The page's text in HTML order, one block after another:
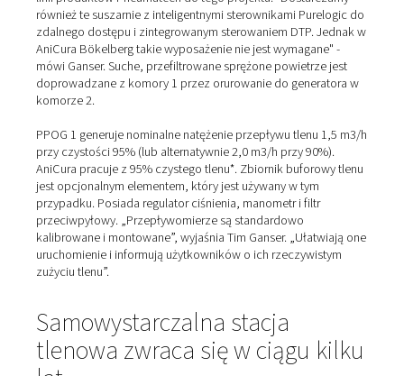
W klinice AniCura sprężarka jest sprężarką śrubową
Wraz ze zbiornikiem sprężonego powietrza, różnymi
osuszaczem znajduje się w drugim małym
dziedzińcu. „I tak zaplanowaliśmy tutaj chłodnię”,
Arnd Stelljes, wskazując na fazę przebudowy. „Dwa
doskonały dodatek”.
Wszystkie urządzenia do wytwarzania tlenu zostały
dostarczone i zainstalowane przez północny oddział
z siedzibą w pobliskim Erkelenz. Specjaliści firmy
również wszystkie rury ze stali nierdzewnej do
dystrybucyjnego. Następnie urządzenie zostało
eksploatacji przez firmę Pneumatech, podczas gdy
wykonała niezbędne prace serwisowe.